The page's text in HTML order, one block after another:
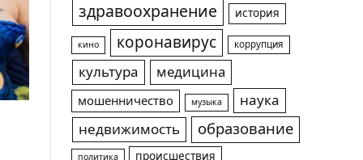
здравоохранение история
кино коронавирус коррупция
культура медицина
мошенничество музыка
наука
недвижимость
образование
политика происшествия